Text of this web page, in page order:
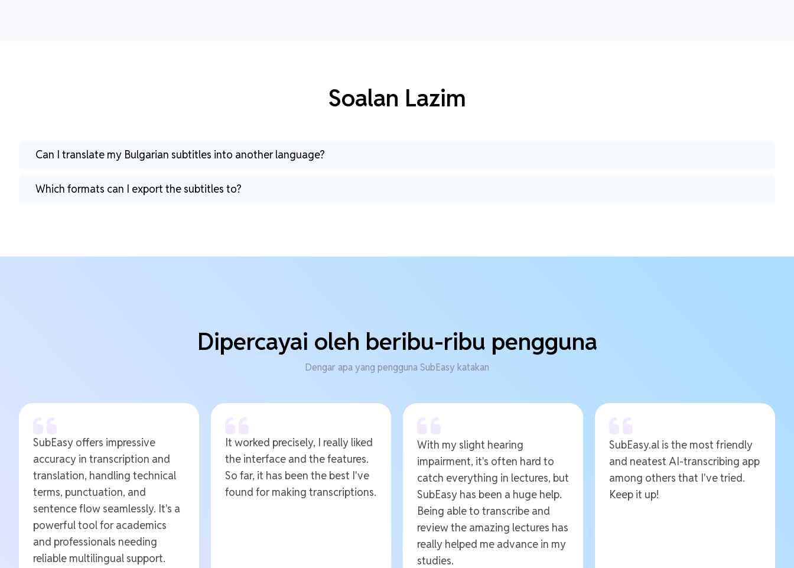
Soalan Lazim
Can I translate my Bulgarian subtitles into another language?
Which formats can I export the subtitles to?
Dipercayai oleh beribu-ribu pengguna
Dengar apa yang pengguna SubEasy katakan
SubEasy offers impressive
accuracy in transcription and
translation, handling technical
terms, punctuation, and
sentence flow seamlessly. It's a
powerful tool for academics
and professionals needing
reliable multilingual support.
It worked precisely, I really liked
the interface and the features.
So far, it has been the best I've
found for making transcriptions.
With my slight hearing
impairment, it's often hard to
catch everything in lectures, but
SubEasy has been a huge help.
Being able to transcribe and
review the amazing lectures has
really helped me advance in my
studies.
SubEasy.al is the most friendly
and neatest AI-transcribing app
among others that I've tried.
Keep it up!